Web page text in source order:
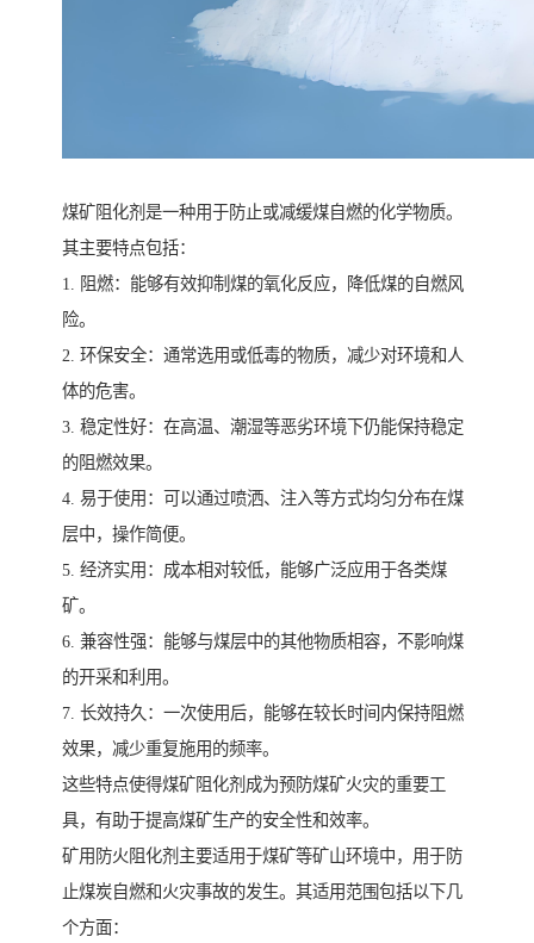
煤矿阻化剂是一种用于防止或减缓煤自燃的化学物质。
其主要特点包括：
1. 阻燃：能够有效抑制煤的氧化反应，降低煤的自燃风
险。
2. 环保安全：通常选用或低毒的物质，减少对环境和人
体的危害。
3. 稳定性好：在高温、潮湿等恶劣环境下仍能保持稳定
的阻燃效果。
4. 易于使用：可以通过喷洒、注入等方式均匀分布在煤
层中，操作简便。
5. 经济实用：成本相对较低，能够广泛应用于各类煤
矿。
6. 兼容性强：能够与煤层中的其他物质相容，不影响煤
的开采和利用。
7. 长效持久：一次使用后，能够在较长时间内保持阻燃
效果，减少重复施用的频率。
这些特点使得煤矿阻化剂成为预防煤矿火灾的重要工
具，有助于提高煤矿生产的安全性和效率。
矿用防火阻化剂主要适用于煤矿等矿山环境中，用于防
止煤炭自燃和火灾事故的发生。其适用范围包括以下几
个方面：